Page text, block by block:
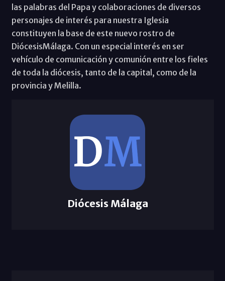
las palabras del Papa y colaboraciones de diversos
personajes de interés para nuestra Iglesia
constituyen la base de este nuevo rostro de
DiócesisMálaga. Con un especial interés en ser
vehículo de comunicación y comunión entre los fieles
de toda la diócesis, tanto de la capital, como de la
provincia y Melilla.
Diócesis Málaga